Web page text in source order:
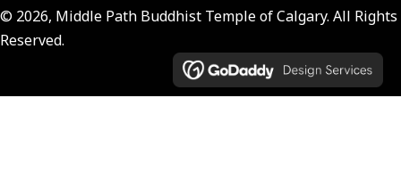
© 2026, Middle Path Buddhist Temple of Calgary. All Rights
Reserved.